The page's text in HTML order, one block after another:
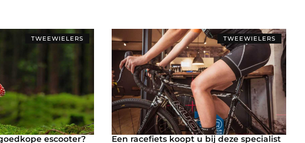
TWEEWIELERS
escooter?
TWEEWIELERS
Een racefiets koopt u bij deze specialist